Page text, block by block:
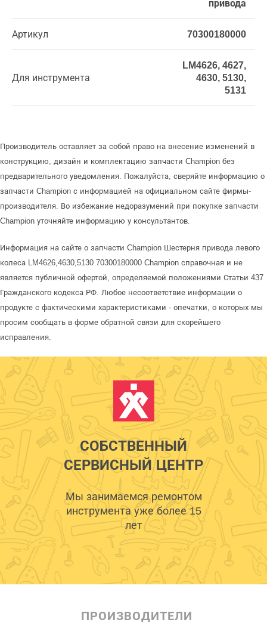
привода
Артикул 70300180000
Для инструмента
LM4626, 4627,
4630, 5130,
5131
Производитель оставляет за собой право на внесение изменений в
конструкцию, дизайн и комплектацию запчасти Champion без
предварительного уведомления. Пожалуйста, сверяйте информацию о
запчасти Champion с информацией на официальном сайте фирмы-
производителя. Во избежание недоразумений при покупке запчасти
Champion уточняйте информацию у консультантов.
Информация на сайте о запчасти Champion Шестерня привода левого
колеса LM4626,4630,5130 70300180000 Champion справочная и не
является публичной офертой, определяемой положениями Статьи 437
Гражданского кодекса РФ. Любое несоответствие информации о
продукте с фактическими характеристиками - опечатки, о которых мы
просим сообщать в форме обратной связи для скорейшего
исправления.
СОБСТВЕННЫЙ
СЕРВИСНЫЙ ЦЕНТР
Мы занимаемся ремонтом
инструмента уже более 15
лет
ПРОИЗВОДИТЕЛИ